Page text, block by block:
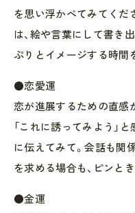
を思い浮かべてみてくだ
は、絵や言葉にして書き
ぷりとイメージする時間
●恋愛運
恋が進展するための直感
「これに誘ってみよう」
に伝えてみて。会話も関
を求める場合も、ピンと
●金運